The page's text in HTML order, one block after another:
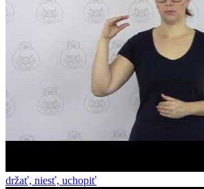
držať, niesť, uchopiť